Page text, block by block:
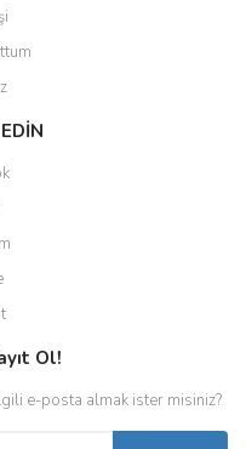
Ol!
e-posta almak ister misiniz?